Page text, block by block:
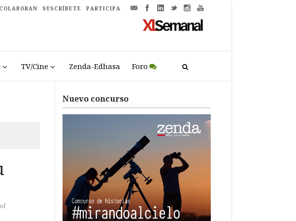
COLABORAN SUSCRÍBETE PARTICIPA
TV/Cine Zenda-Edhasa Foro
Nuevo concurso